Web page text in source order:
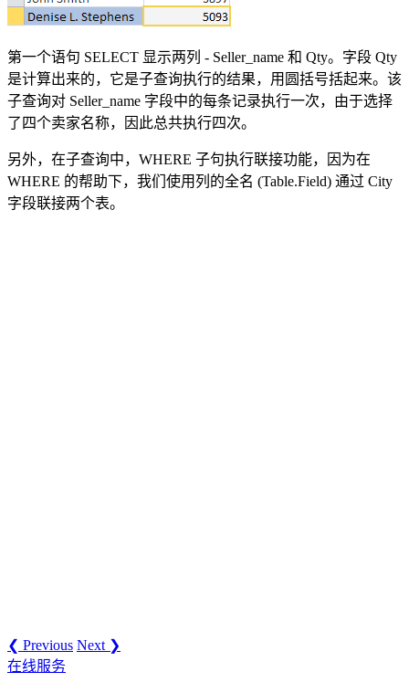
第一个语句 SELECT 显示两列 - Seller_name 和 Qty。字段 Qty
是计算出来的，它是子查询执行的结果，用圆括号括起来。该
子查询对 Seller_name 字段中的每条记录执行一次，由于选择
了四个卖家名称，因此总共执行四次。
另外，在子查询中，WHERE 子句执行联接功能，因为在
WHERE 的帮助下，我们使用列的全名 (Table.Field) 通过 City
字段联接两个表。
❮ Previous Next ❯
在线服务